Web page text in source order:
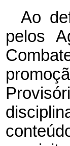
Ao
pelos